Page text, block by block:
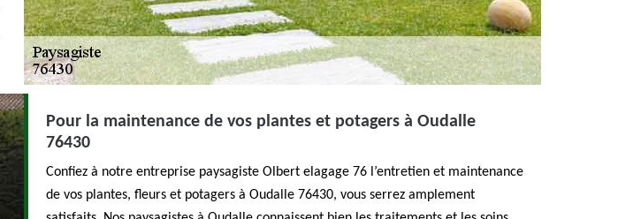
Pour la maintenance de vos plantes et potagers à Oudalle
76430
Confiez à notre entreprise paysagiste Olbert elagage 76 l’entretien et maintenance
de vos plantes, fleurs et potagers à Oudalle 76430, vous serrez amplement